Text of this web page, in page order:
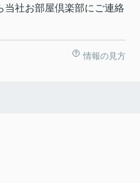
当社お部屋倶楽部にご連絡
情報の見方